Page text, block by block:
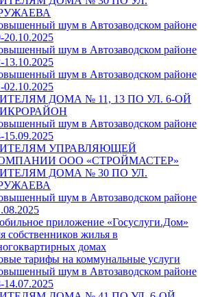
шум в Автозаводском районе
20.10.2025
шум в Автозаводском районе
13.10.2025
шум в Автозаводском районе
02.10.2025
ДОМА № 11, 13 ПО УЛ. 6-ОЙ
шум в Автозаводском районе
15.09.2025
УПРАВЛЯЮЩЕЙ
ООО «СТРОЙМАСТЕР»
ДОМА № 30 ПО УЛ.
шум в Автозаводском районе
приложение «Госуслуги.Дом»
собственников жилья в
домах
тарифы на коммунальные услуги
шум в Автозаводском районе
14.07.2025